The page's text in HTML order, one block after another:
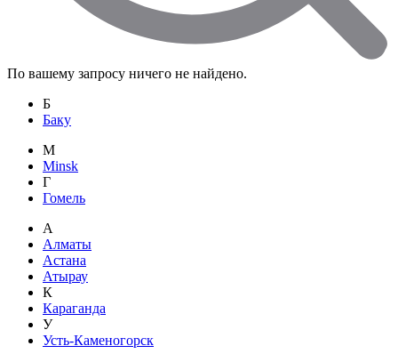
По вашему запросу ничего не найдено.
Б
Баку
M
Minsk
Г
Гомель
А
Алматы
Астана
Атырау
К
Караганда
У
Усть-Каменогорск